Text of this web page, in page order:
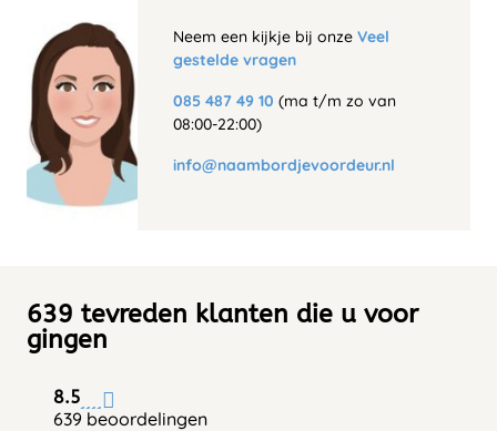
Neem een kijkje bij onze Veel
gestelde vragen
085 487 49 10 (ma t/m zo van
08:00-22:00)
info@naambordjevoordeur.nl
639 tevreden klanten die u voor
gingen
8.5
639 beoordelingen